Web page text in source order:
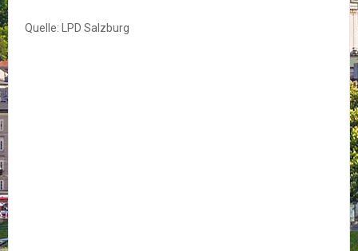
Quelle: LPD Salzburg